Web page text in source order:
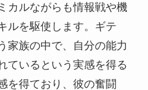
カルながらも情報戦や機
ルを駆使します。ギテ
家族の中で、自分の能力
ているという実感を得る
を得ており、彼の奮闘